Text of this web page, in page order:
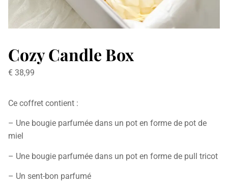
Cozy Candle Box
€ 38,99
Ce coffret contient :
– Une bougie parfumée dans un pot en forme de pot de
miel
– Une bougie parfumée dans un pot en forme de pull tricot
– Un sent-bon parfumé